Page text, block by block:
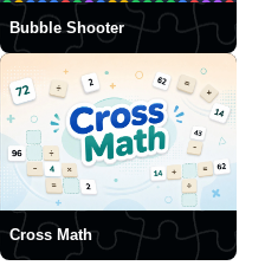
Bubble Shooter
Cross Math